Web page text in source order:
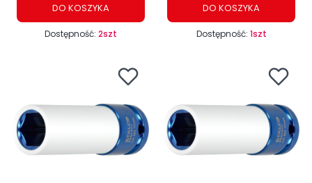
DO KOSZYKA
Dostępność: 2szt
DO KOSZYKA
Dostępność: 1szt